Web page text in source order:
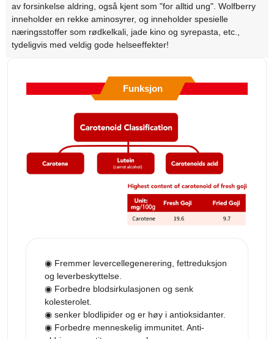
av forsinkelse aldring, også kjent som "for alltid ung". Wolfberry
inneholder en rekke aminosyrer, og inneholder spesielle
næringsstoffer som rødkelkali, jade kino og syrepasta, etc.,
tydeligvis med veldig gode helseeffekter!
Funksjon
◉ Fremmer levercellegenerering, fettreduksjon
og leverbeskyttelse.
◉ Forbedre blodsirkulasjonen og senk
kolesterolet.
◉ senker blodlipider og er høy i antioksidanter.
◉ Forbedre menneskelig immunitet. Anti-